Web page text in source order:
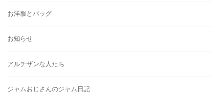
お洋服とバッグ
お知らせ
アルチザンな人たち
ジャムおじさんのジャム日記